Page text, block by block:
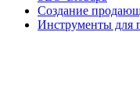
Создание
Инструменты для